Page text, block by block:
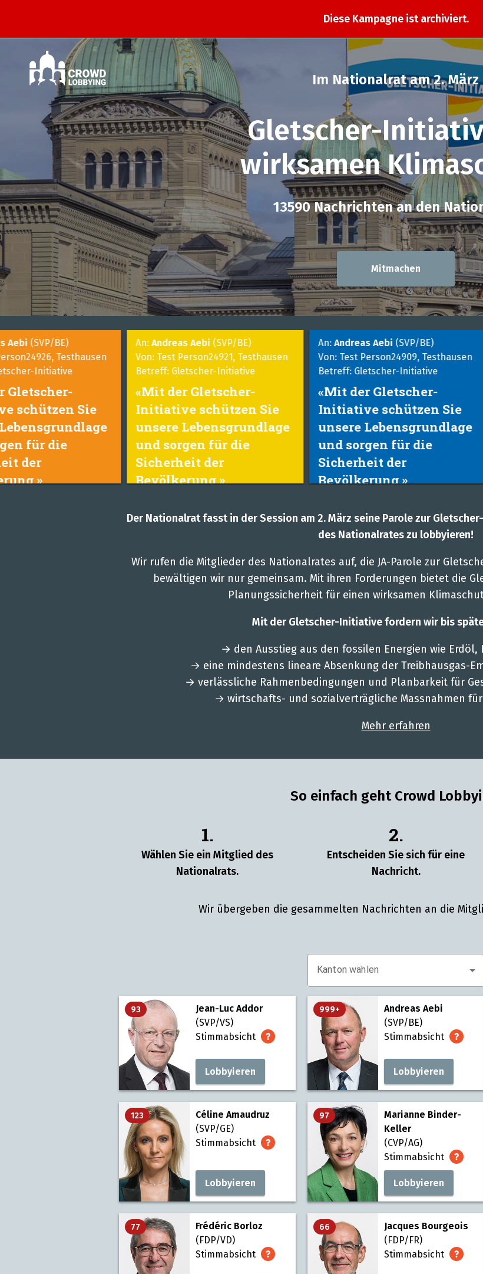
Diese Kampagne ist archiviert.
Im
Nationalrat
2.
März
Im Nationalrat am 2. März
Gletscher-
wirksamen
13590 Nachrichten an den
Mitmachen
Aebi(SVP/BE)
Testhausen
Initiative
Gletscher-
schützen Sie
für die
der
An: Andreas Aebi(SVP/BE)
Von: Test Person24921, Testhausen
Betreff: Gletscher-Initiative
«Mit der Gletscher-
Initiative schützen Sie
unsere Lebensgrundlage
und sorgen für die
Sicherheit der
Bevölkerung.»
An: Andreas Aebi(SVP/BE)
Von: Test Person24909, Testhausen
Betreff: Gletscher-Initiative
«Mit der Gletscher-
Initiative schützen Sie
unsere Lebensgrundlage
und sorgen für die
Sicherheit der
Bevölkerung.»
Der Nationalrat fasst in der Session am 2. März seine Parole zur
des Nationalrates zu lobbyieren!
Wir rufen die Mitglieder des Nationalrates auf, die JA-Parole zur
bewältigen wir nur gemeinsam. Mit ihren Forderungen bietet die
Planungssicherheit für einen wirksamen
Mit der Gletscher-Initiative fordern wir bis
→ den Ausstieg aus den fossilen Energien wie Erdöl,
→ eine mindestens lineare Absenkung der Treibhausgas-
→ verlässliche Rahmenbedingungen und Planbarkeit für
→ wirtschafts- und sozialverträgliche Massnahmen
Mehr erfahren
So einfach geht Crowd
1.
Wählen Sie ein Mitglied des
Nationalrats.
2.
Entscheiden Sie sich für eine
Nachricht.
Wir übergeben die gesammelten Nachrichten an die
Kanton wählen
93
Jean-Luc Addor
(SVP/VS)
Stimmabsicht
Lobbyieren
999+
Andreas Aebi
(SVP/BE)
Stimmabsicht
Lobbyieren
123
Céline Amaudruz
(SVP/GE)
Stimmabsicht
Lobbyieren
97
Marianne Binder-
Keller
(CVP/AG)
Stimmabsicht
Lobbyieren
77
Frédéric Borloz
(FDP/VD)
Stimmabsicht
66
Jacques Bourgeois
(FDP/FR)
Stimmabsicht